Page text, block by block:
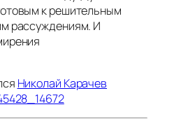
к решительным
рассуждениям. И
Николай Карачев